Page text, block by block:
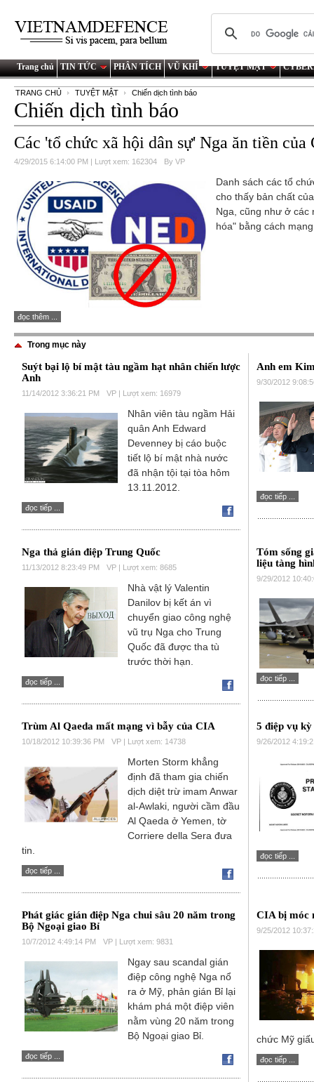
Trang chủ TIN TỨC PHÂN TÍCH VŨ KHÍ TUYỆT MẬT
TRANG CHỦ TUYỆT MẬT Chiến dịch tình báo
Chiến dịch tình báo
Các 'tổ chức xã hội dân sự' Nga ăn tiền
4/29/2015 6:14:00 PM | Lượt xem: 162304 By VP
Danh sách các tổ
cho thấy bản chất
Nga, cũng như ở các
hóa" bằng cách
đọc thêm ...
Trong mục này
Suýt bại lộ bí mật tàu ngầm hạt nhân chiến lược
Anh
11/14/2012 3:36:21 PM VP | Lượt xem: 16979
Nhân viên tàu ngầm Hải
quân Anh Edward
Devenney bị cáo buộc
tiết lộ bí mật nhà nước
đã nhận tội tại tòa hôm
13.11.2012.
đọc tiếp ...
Anh em
9/30/2012
đọc tiếp ...
Nga thả gián điệp Trung Quốc
11/13/2012 8:23:49 PM VP | Lượt xem: 8685
Nhà vật lý Valentin
Danilov bị kết án vì
chuyển giao công nghệ
vũ trụ Nga cho Trung
Quốc đã được tha tù
trước thời hạn.
đọc tiếp ...
Tóm sống
liệu tàng
9/29/2012
đọc tiếp ...
Trùm Al Qaeda mất mạng vì bẫy của CIA
10/18/2012 10:39:36 PM VP | Lượt xem: 14738
Morten Storm khẳng
định đã tham gia chiến
dịch diệt trừ imam Anwar
al-Awlaki, người cầm đầu
Al Qaeda ở Yemen, tờ
Corriere della Sera đưa
tin.
đọc tiếp ...
5 điệp vụ
9/26/2012
đọc tiếp ...
Phát giác gián điệp Nga chui sâu 20 năm trong
Bộ Ngoại giao Bỉ
10/7/2012 4:49:14 PM VP | Lượt xem: 9831
Ngay sau scandal gián
điệp công nghệ Nga nổ
ra ở Mỹ, phản gián Bỉ lại
khám phá một điệp viên
nằm vùng 20 năm trong
Bộ Ngoại giao Bỉ.
đọc tiếp ...
CIA bị móc
9/25/2012
chức Mỹ
đọc tiếp ...